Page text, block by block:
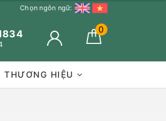
Chọn ngôn ngữ:
0
THƯƠNG HIỆU